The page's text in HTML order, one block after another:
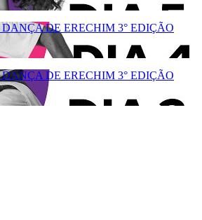
DE ERECHIM 3° EDIÇÃO
DE ERECHIM 3° EDIÇÃO